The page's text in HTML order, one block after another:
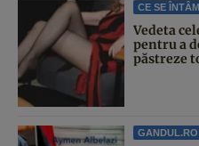
CE SE
Vedeta
pentru a
păstreze
GANDUL.RO